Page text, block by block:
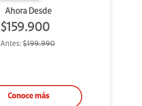
Ahora Desde
$159.900
Antes: $199.990
Conoce más